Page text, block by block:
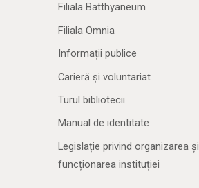
Filiala Batthyaneum
Filiala Omnia
Informații publice
Carieră și voluntariat
Turul bibliotecii
Manual de identitate
Legislație privind organizarea și
funcționarea instituției